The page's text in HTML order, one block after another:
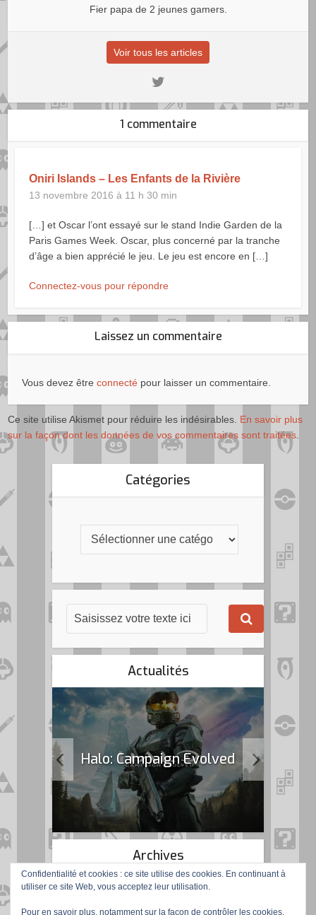
Fier papa de 2 jeunes gamers.
Voir tous les articles
1 commentaire
Oniri Islands – Les Enfants de la Rivière
13 novembre 2016 à 11 h 30 min
[…] et Oscar l’ont essayé sur le stand Indie Garden de la
Paris Games Week. Oscar, plus concerné par la tranche
d’âge a bien apprécié le jeu. Le jeu est encore en […]
Connectez-vous pour répondre
Laissez un commentaire
Vous devez êtreconnecté pour laisser un commentaire.
Ce site utilise Akismet pour réduire les indésirables. En savoir plus
sur la façon dont les données de vos commentaires sont traitées
Catégories
Actualités
Halo: Campaign Evolved
Archives
Confidentialité et cookies : ce site utilise des cookies. En continuant à
utiliser ce site Web, vous acceptez leur utilisation.
Pour en savoir plus, notamment sur la façon de contrôler les cookies,